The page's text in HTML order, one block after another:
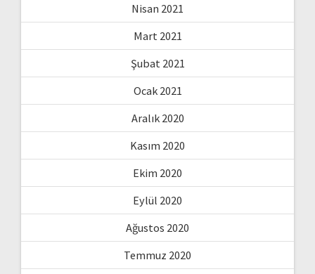
Nisan 2021
Mart 2021
Şubat 2021
Ocak 2021
Aralık 2020
Kasım 2020
Ekim 2020
Eylül 2020
Ağustos 2020
Temmuz 2020